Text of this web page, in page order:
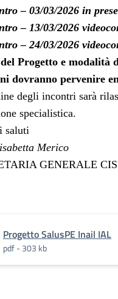
– 03/03/2026 in
– 13/03/2026
– 24/03/2026
Progetto e modalità
dovranno pervenire
degli incontri sarà
specialistica.
saluti
Merico
GENERALE
Progetto SalusPE Inail IAL
pdf - 303 kb